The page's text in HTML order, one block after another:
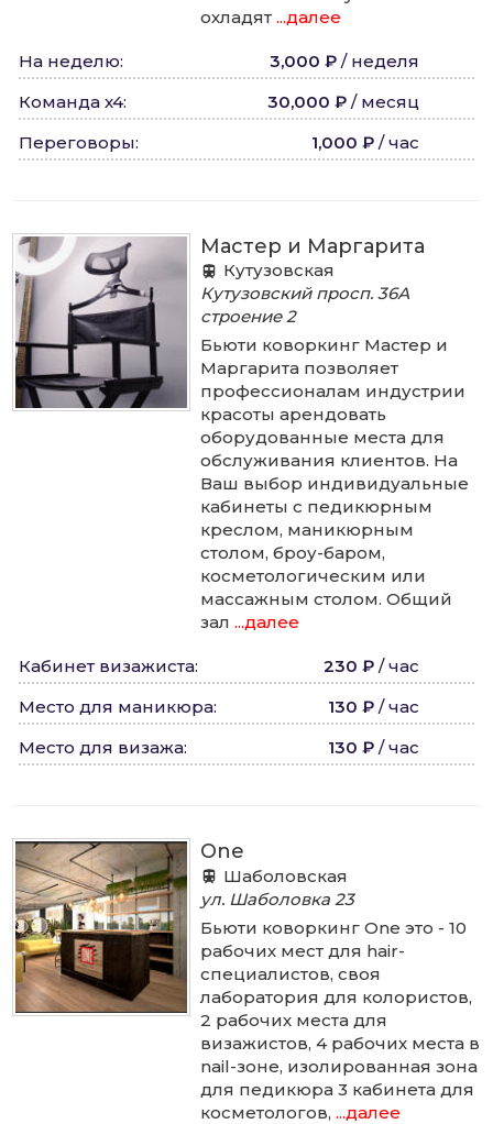
охладят ...далее
На неделю: 3,000 ₽ / неделя
Команда x4: 30,000 ₽ / месяц
Переговоры: 1,000 ₽ / час
Мастер и Маргарита
Кутузовская
Кутузовский просп. 36А
строение 2
Бьюти коворкинг Мастер и
Маргарита позволяет
профессионалам индустрии
красоты арендовать
оборудованные места для
обслуживания клиентов. На
Ваш выбор индивидуальные
кабинеты с педикюрным
креслом, маникюрным
столом, броу-баром,
косметологическим или
массажным столом. Общий
зал ...далее
Кабинет визажиста: 230 ₽ / час
Место для маникюра: 130 ₽ / час
Место для визажа: 130 ₽ / час
One
Шаболовская
ул. Шаболовка 23
Бьюти коворкинг One это - 10
рабочих мест для hair-
специалистов, своя
лаборатория для колористов,
2 рабочих места для
визажистов, 4 рабочих места в
nail-зоне, изолированная зона
для педикюра 3 кабинета для
косметологов, ...далее